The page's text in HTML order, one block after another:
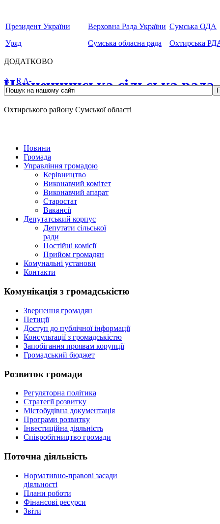
Президент України
Уряд
Верховна Рада України
Сумська обласна рада
Сумська ОДА
Охтирська
ДОДАТКОВО
Чернеччинська сільська рада
Охтирського району Сумської області
A+ RA-
Новини
Громада
Управління громадою
Керівництво
Виконавчий комітет
Виконавчий апарат
Старостат
Вакансії
Депутатський корпус
Депутати сільської
ради
Постійні комісії
Прийом громадян
Комунальні установи
Контакти
Комунікація з громадськістю
Звернення громадян
Петиції
Доступ до публічної інформації
Консультації з громадськістю
Запобігання проявам корупції
Громадський бюджет
Розвиток громади
Регуляторна політика
Стратегії розвитку
Містобудівна документація
Програми розвитку
Інвестиційна діяльність
Співробітництво громади
Поточна діяльність
Нормативно-правові засади
діяльності
Плани роботи
Фінансові ресурси
Звіти